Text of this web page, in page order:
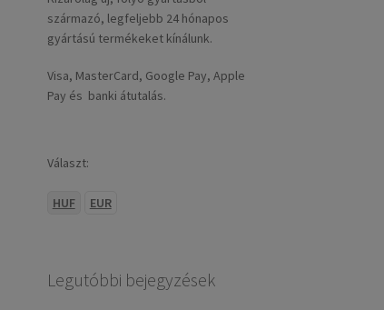
származó, legfeljebb 24 hónapos
gyártású termékeket kínálunk.
Visa, MasterCard, Google Pay, Apple
Pay és banki átutalás.
Választ:
HUF EUR
Legutóbbi bejegyzések